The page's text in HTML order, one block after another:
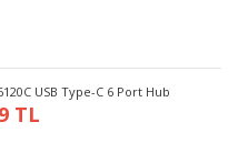
USB Type-C 6 Port Hub
TL